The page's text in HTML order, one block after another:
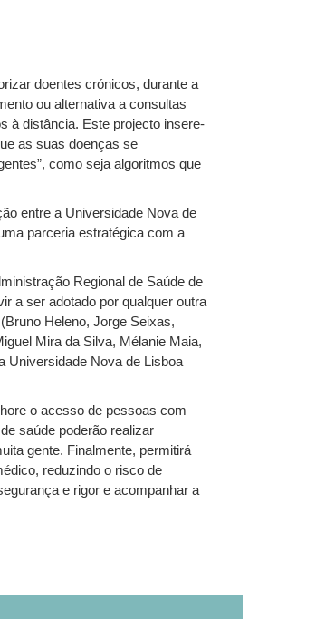
doentes crónicos, durante a
ou alternativa a consultas
à distância. Este projecto insere-
as suas doenças se
como seja algoritmos que
entre a Universidade Nova de
parceria estratégica com a
Regional de Saúde de
a ser adotado por qualquer outra
Heleno, Jorge Seixas,
Mira da Silva, Mélanie Maia,
Universidade Nova de Lisboa
o acesso de pessoas com
saúde poderão realizar
gente. Finalmente, permitirá
reduzindo o risco de
e rigor e acompanhar a